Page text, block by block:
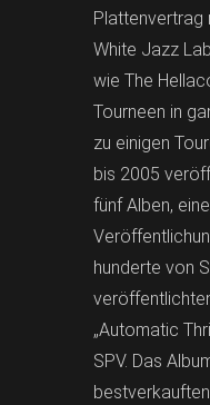
Plattenvertrag
White Jazz
wie The
Tourneen in
zu einigen
bis 2005
fünf Alben,
hunderte von
„Automatic
SPV. Das